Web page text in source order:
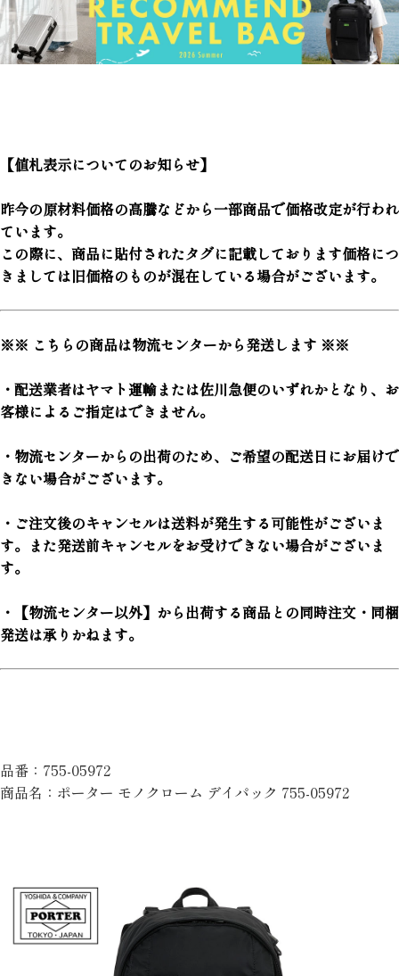
【値札表示についてのお知らせ】
昨今の原材料価格の高騰などから一部商品で価格改定が行われ
ています。
この際に、商品に貼付されたタグに記載しております価格につ
きましては旧価格のものが混在している場合がございます。
※※ こちらの商品は物流センターから発送します ※※
・配送業者はヤマト運輸または佐川急便のいずれかとなり、お
客様によるご指定はできません。
・物流センターからの出荷のため、ご希望の配送日にお届けで
きない場合がございます。
・ご注文後のキャンセルは送料が発生する可能性がございま
す。また発送前キャンセルをお受けできない場合がございま
す。
・【物流センター以外】から出荷する商品との同時注文・同梱
発送は承りかねます。
品番：755-05972
商品名：ポーター モノクローム デイパック 755-05972